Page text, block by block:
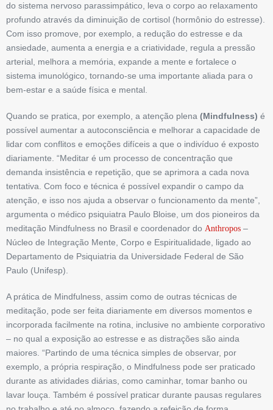
do sistema nervoso parassimpático, leva o corpo ao relaxamento
profundo através da diminuição de cortisol (hormônio do estresse).
Com isso promove, por exemplo, a redução do estresse e da
ansiedade, aumenta a energia e a criatividade, regula a pressão
arterial, melhora a memória, expande a mente e fortalece o
sistema imunológico, tornando-se uma importante aliada para o
bem-estar e a saúde física e mental.
Quando se pratica, por exemplo, a atenção plena (Mindfulness) é
possível aumentar a autoconsciência e melhorar a capacidade de
lidar com conflitos e emoções difíceis a que o indivíduo é exposto
diariamente. “Meditar é um processo de concentração que
demanda insistência e repetição, que se aprimora a cada nova
tentativa. Com foco e técnica é possível expandir o campo da
atenção, e isso nos ajuda a observar o funcionamento da mente”,
argumenta o médico psiquiatra Paulo Bloise, um dos pioneiros da
meditação Mindfulness no Brasil e coordenador do Anthropos –
Núcleo de Integração Mente, Corpo e Espiritualidade, ligado ao
Departamento de Psiquiatria da Universidade Federal de São
Paulo (Unifesp).
A prática de Mindfulness, assim como de outras técnicas de
meditação, pode ser feita diariamente em diversos momentos e
incorporada facilmente na rotina, inclusive no ambiente corporativo
– no qual a exposição ao estresse e as distrações são ainda
maiores. “Partindo de uma técnica simples de observar, por
exemplo, a própria respiração, o Mindfulness pode ser praticado
durante as atividades diárias, como caminhar, tomar banho ou
lavar louça. Também é possível praticar durante pausas regulares